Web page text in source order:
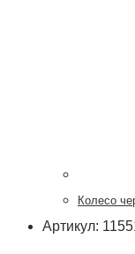
Колесо
Артикул: